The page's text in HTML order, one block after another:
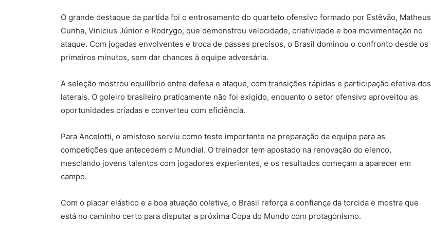
O grande destaque da partida foi o entrosamento do quarteto ofensivo formado por Estêvão, Matheus
Cunha, Vinicius Júnior e Rodrygo, que demonstrou velocidade, criatividade e boa movimentação no
ataque. Com jogadas envolventes e troca de passes precisos, o Brasil dominou o confronto desde os
primeiros minutos, sem dar chances à equipe adversária.
A seleção mostrou equilíbrio entre defesa e ataque, com transições rápidas e participação efetiva dos
laterais. O goleiro brasileiro praticamente não foi exigido, enquanto o setor ofensivo aproveitou as
oportunidades criadas e converteu com eficiência.
Para Ancelotti, o amistoso serviu como teste importante na preparação da equipe para as
competições que antecedem o Mundial. O treinador tem apostado na renovação do elenco,
mesclando jovens talentos com jogadores experientes, e os resultados começam a aparecer em
campo.
Com o placar elástico e a boa atuação coletiva, o Brasil reforça a confiança da torcida e mostra que
está no caminho certo para disputar a próxima Copa do Mundo com protagonismo.